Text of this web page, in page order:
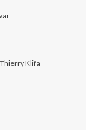
Thierry Klifa